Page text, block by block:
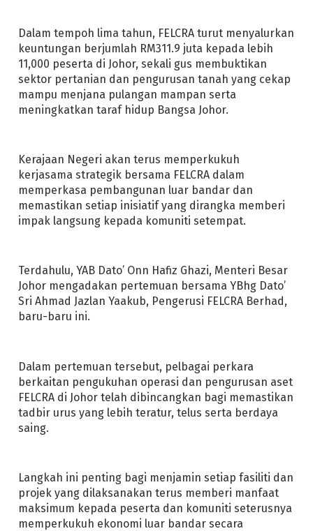
Dalam tempoh lima tahun, FELCRA turut menyalurkan
keuntungan berjumlah RM311.9 juta kepada lebih
11,000 peserta di Johor, sekali gus membuktikan
sektor pertanian dan pengurusan tanah yang cekap
mampu menjana pulangan mampan serta
meningkatkan taraf hidup Bangsa Johor.
Kerajaan Negeri akan terus memperkukuh
kerjasama strategik bersama FELCRA dalam
memperkasa pembangunan luar bandar dan
memastikan setiap inisiatif yang dirangka memberi
impak langsung kepada komuniti setempat.
Terdahulu, YAB Dato’ Onn Hafiz Ghazi, Menteri Besar
Johor mengadakan pertemuan bersama YBhg Dato’
Sri Ahmad Jazlan Yaakub, Pengerusi FELCRA Berhad,
baru-baru ini.
Dalam pertemuan tersebut, pelbagai perkara
berkaitan pengukuhan operasi dan pengurusan aset
FELCRA di Johor telah dibincangkan bagi memastikan
tadbir urus yang lebih teratur, telus serta berdaya
saing.
Langkah ini penting bagi menjamin setiap fasiliti dan
projek yang dilaksanakan terus memberi manfaat
maksimum kepada peserta dan komuniti seterusnya
memperkukuh ekonomi luar bandar secara